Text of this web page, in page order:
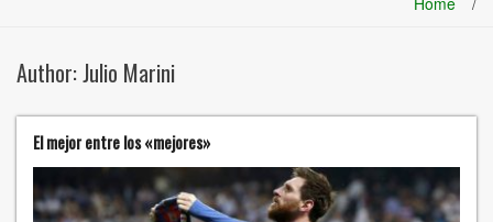
Author:Julio Marini
El mejor entre los «mejores»